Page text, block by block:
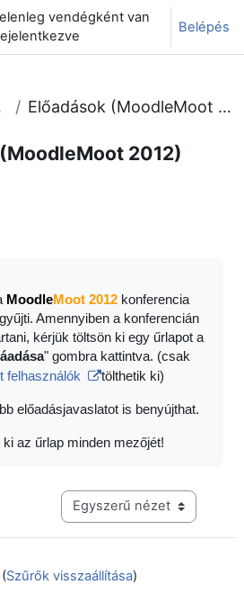
adatok váltása
vendégként van
Belépés
Előadások (MoodleMoot 2012)
2012)
MoodleMoot 2012konferencia
Amennyiben a konferencián
kérjük töltsön ki egy űrlapot a
" gombra kattintva. (csak
felhasználók
tölthetik ki)
előadásjavaslatot is benyújthat.
ki az űrlap minden mezőjét!
Harmadik szintű navigáció
Szűrők visszaállítása)